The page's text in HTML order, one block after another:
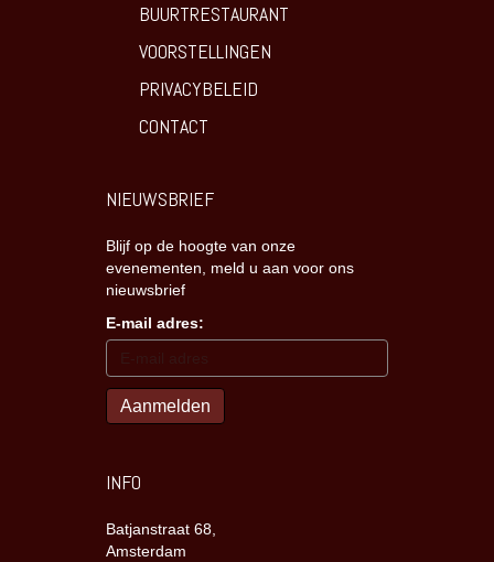
BUURTRESTAURANT
VOORSTELLINGEN
PRIVACYBELEID
CONTACT
NIEUWSBRIEF
Blijf op de hoogte van onze
evenementen, meld u aan voor ons
nieuwsbrief
E-mail adres:
INFO
Batjanstraat 68,
Amsterdam